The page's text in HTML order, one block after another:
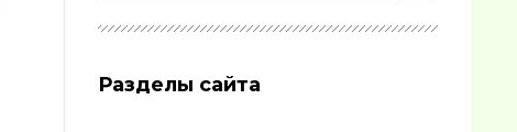
Разделы сайта